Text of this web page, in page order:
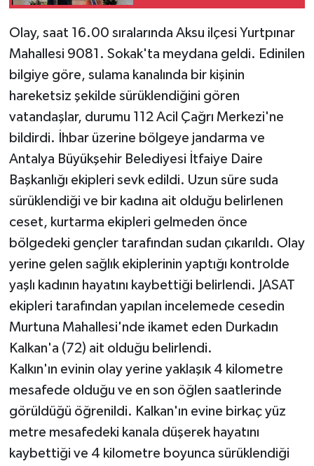
Olay, saat 16.00 sıralarında Aksu ilçesi Yurtpınar
Mahallesi 9081. Sokak'ta meydana geldi. Edinilen
bilgiye göre, sulama kanalında bir kişinin
hareketsiz şekilde sürüklendiğini gören
vatandaşlar, durumu 112 Acil Çağrı Merkezi'ne
bildirdi. İhbar üzerine bölgeye jandarma ve
Antalya Büyükşehir Belediyesi İtfaiye Daire
Başkanlığı ekipleri sevk edildi. Uzun süre suda
sürüklendiği ve bir kadına ait olduğu belirlenen
ceset, kurtarma ekipleri gelmeden önce
bölgedeki gençler tarafından sudan çıkarıldı. Olay
yerine gelen sağlık ekiplerinin yaptığı kontrolde
yaşlı kadının hayatını kaybettiği belirlendi. JASAT
ekipleri tarafından yapılan incelemede cesedin
Murtuna Mahallesi'nde ikamet eden Durkadın
Kalkan'a (72) ait olduğu belirlendi.
Kalkın'ın evinin olay yerine yaklaşık 4 kilometre
mesafede olduğu ve en son öğlen saatlerinde
görüldüğü öğrenildi. Kalkan'ın evine birkaç yüz
metre mesafedeki kanala düşerek hayatını
kaybettiği ve 4 kilometre boyunca sürüklendiği
Sosyal medya
Spor
Teknoloji
Televizyon
Turizm
Yaşam